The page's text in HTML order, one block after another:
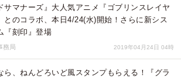
サマナーズ』大人気アニメ『ゴブリンスレイヤ
とのコラボ、本日4/24(水)開始！さらに新シス
『刻印』登場
務局 2019年04月24日 04時
ら、ねんどろいど風スタンプもらえる！『グラ